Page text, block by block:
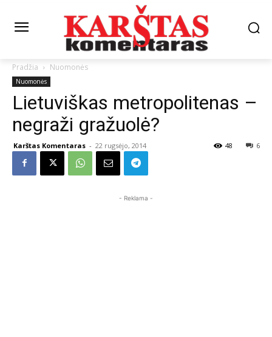
Pradžia Nuomonės
Nuomonės
Lietuviškas metropolitenas –
negraži gražuolė?
Karštas Komentaras - 22 rugsėjo, 2014 6
48
- Reklama -